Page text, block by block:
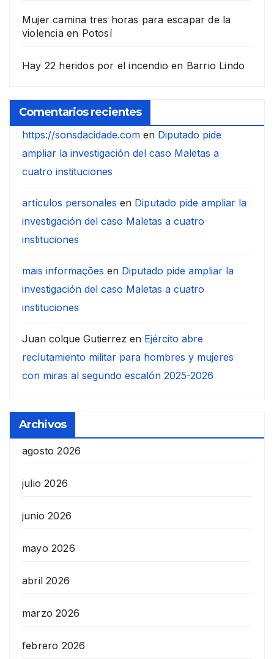
Mujer camina tres horas para escapar de la
violencia en Potosí
Hay 22 heridos por el incendio en Barrio Lindo
Comentarios recientes
https://sonsdacidade.com en Diputado pide
ampliar la investigación del caso Maletas a
cuatro instituciones
artículos personales en Diputado pide ampliar la
investigación del caso Maletas a cuatro
instituciones
mais informações en Diputado pide ampliar la
investigación del caso Maletas a cuatro
instituciones
Juan colque Gutierrez en Ejército abre
reclutamiento militar para hombres y mujeres
con miras al segundo escalón 2025-2026
Archivos
agosto 2026
julio 2026
junio 2026
mayo 2026
abril 2026
marzo 2026
febrero 2026